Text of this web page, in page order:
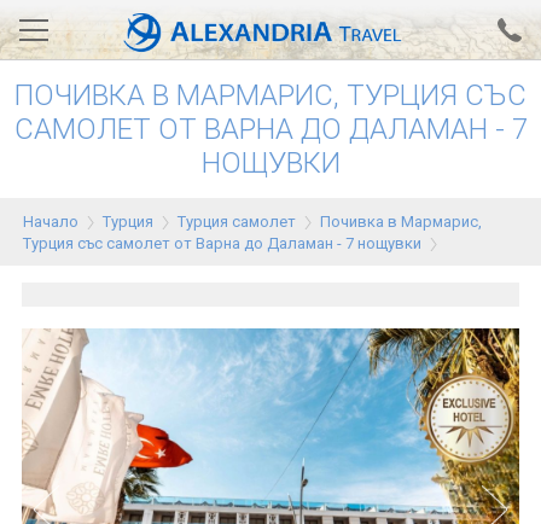
Вход за агенти Проверка на резервация
АЛЕКСАНДРИЯ хотели
Тунис
Египет
Екскурзии
0700 18 308 Запитване
ПОЧИВКА В МАРМАРИС, ТУРЦИЯ СЪС
САМОЛЕТ ОТ ВАРНА ДО ДАЛАМАН - 7
НОЩУВКИ
Начало Турция Турция самолет
Почивка в Мармарис,
Турция със самолет от Варна до Даламан - 7 нощувки